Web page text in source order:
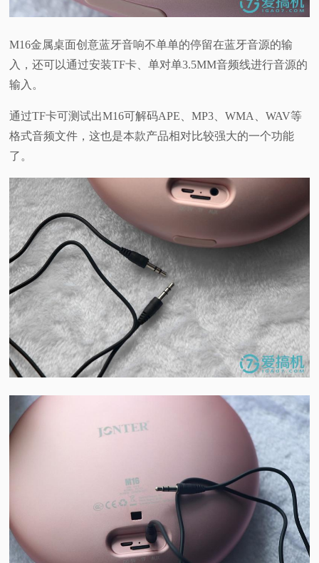
M16金属桌面创意蓝牙音响不单单的停留在蓝牙音源的输
入，还可以通过安装TF卡、单对单3.5MM音频线进行音源的
输入。
通过TF卡可测试出M16可解码APE、MP3、WMA、WAV等
格式音频文件，这也是本款产品相对比较强大的一个功能
了。